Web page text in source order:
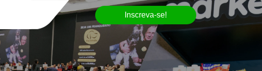
Inscreva-se!